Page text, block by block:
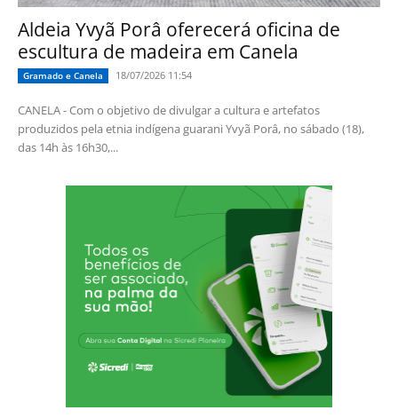
Aldeia Yvyã Porâ oferecerá oficina de
escultura de madeira em Canela
Gramado e Canela 18/07/2026 11:54
CANELA - Com o objetivo de divulgar a cultura e artefatos
produzidos pela etnia indígena guarani Yvyã Porâ, no sábado (18),
das 14h às 16h30,...